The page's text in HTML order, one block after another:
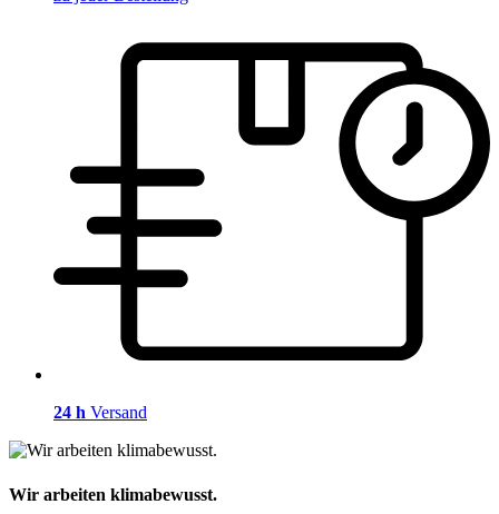
24 h Versand
Wir arbeiten klimabewusst.